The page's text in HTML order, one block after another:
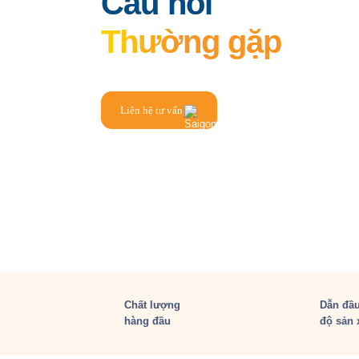
Thường gặp
Liên hệ tư vấn
Chất lượng
hàng đầu
Dẫn
độ sản